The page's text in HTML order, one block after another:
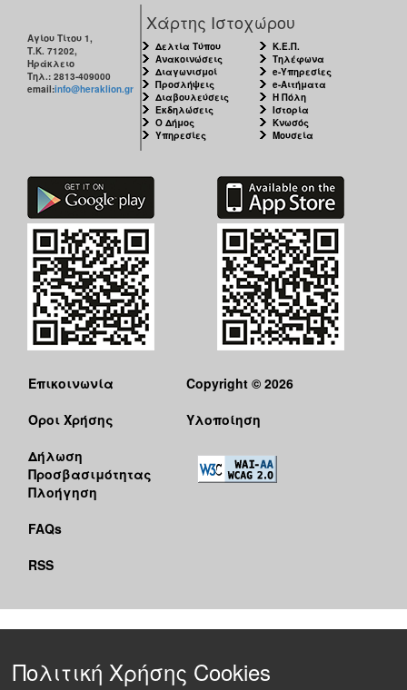
Αγίου Τίτου 1,
Τ.Κ. 71202,
Ηράκλειο
Τηλ.: 2813-409000
email:info@heraklion.gr
Χάρτης Ιστοχώρου
Δελτία Τύπου
Ανακοινώσεις
Διαγωνισμοί
Προσλήψεις
Διαβουλεύσεις
Εκδηλώσεις
Ο Δήμος
Υπηρεσίες
Κ.Ε.Π.
Τηλέφωνα
e-Υπηρεσίες
e-Αιτήματα
Η Πόλη
Ιστορία
Κνωσός
Μουσεία
Επικοινωνία
Όροι Χρήσης
Δήλωση
Προσβασιμότητας
Πλοήγηση
FAQs
RSS
Copyright © 2026
Υλοποίηση
Πολιτική Χρήσης Cookies